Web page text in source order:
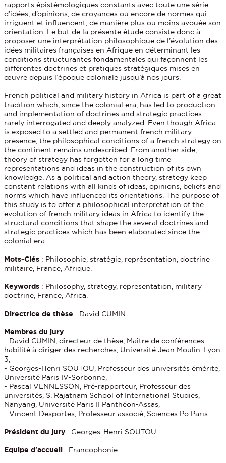
rapports épistémologiques constants avec toute une série
d’idées, d’opinions, de croyances ou encore de normes qui
irriguent et influencent, de manière plus ou moins avouée son
orientation. Le but de la présente étude consiste donc à
proposer une interprétation philosophique de l’évolution des
idées militaires françaises en Afrique en déterminant les
conditions structurantes fondamentales qui façonnent les
différentes doctrines et pratiques stratégiques mises en
œuvre depuis l’époque coloniale jusqu’à nos jours.
French political and military history in Africa is part of a great
tradition which, since the colonial era, has led to production
and implementation of doctrines and strategic practices
rarely interrogated and deeply analyzed. Even though Africa
is exposed to a settled and permanent french military
presence, the philosophical conditions of a french strategy on
the continent remains undescribed. From another side,
theory of strategy has forgotten for a long time
representations and ideas in the construction of its own
knowledge. As a political and action theory, strategy keep
constant relations with all kinds of ideas, opinions, beliefs and
norms which have influenced its orientations. The purpose of
this study is to offer a philosophical interpretation of the
evolution of french military ideas in Africa to identify the
structural conditions that shape the several doctrines and
strategic practices which has been elaborated since the
colonial era.
Mots-Clés : Philosophie, stratégie, représentation, doctrine
militaire, France, Afrique.
Keywords : Philosophy, strategy, representation, military
doctrine, France, Africa.
Directrice de thèse : David CUMIN.
Membres du jury :
- David CUMIN, directeur de thèse, Maître de conférences
habilité à diriger des recherches, Université Jean Moulin-Lyon
3,
- Georges-Henri SOUTOU, Professeur des universités émérite,
Université Paris IV-Sorbonne,
- Pascal VENNESSON, Pré-rapporteur, Professeur des
universités, S. Rajatnam School of International Studies,
Nanyang, Université Paris II Panthéon-Assas,
- Vincent Desportes, Professeur associé, Sciences Po Paris.
Président du jury : Georges-Henri SOUTOU
Equipe d'accueil : Francophonie